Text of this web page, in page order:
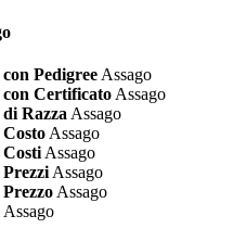
Pedigree Assago
con Certificato Assago
Razza Assago
Assago
Costi Assago
Assago
Assago
Assago